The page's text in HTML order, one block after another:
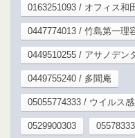
0163251093 / オフィス和
0447774013 / 竹島第一理
0449510255 / アサノデン
0449755240 / 多聞庵
05055774333 / ウイルス
0529900303